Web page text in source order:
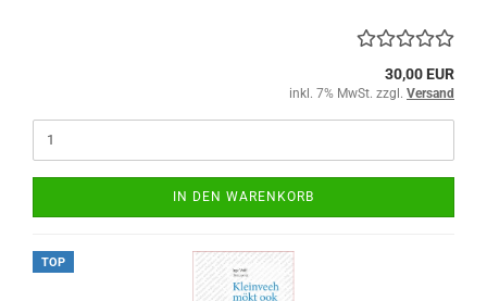
30,00 EUR
inkl. 7% MwSt. zzgl. Versand
IN DEN WARENKORB
TOP